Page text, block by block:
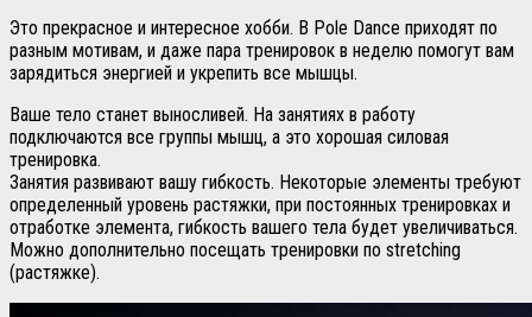
Это прекрасное и интересное хобби. В Pole Dance приходят по
разным мотивам, и даже пара тренировок в неделю помогут вам
зарядиться энергией и укрепить все мышцы.
Ваше тело станет выносливей. На занятиях в работу
подключаются все группы мышц, а это хорошая силовая
тренировка.
Занятия развивают вашу гибкость. Некоторые элементы требуют
определенный уровень растяжки, при постоянных тренировках и
отработке элемента, гибкость вашего тела будет увеличиваться.
Можно дополнительно посещать тренировки по stretching
(растяжке).